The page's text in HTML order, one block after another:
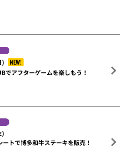
)
NEW!
でアフターゲームを楽しもう！
)
トで博多和牛ステーキを販売！